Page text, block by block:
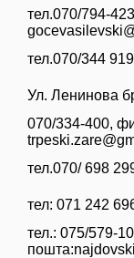
тел.070/794-
тел.070/344 919
Ул. Ленинова
070/334-400,
тел.070/ 698
тел: 071 242
тел.: 075/579-